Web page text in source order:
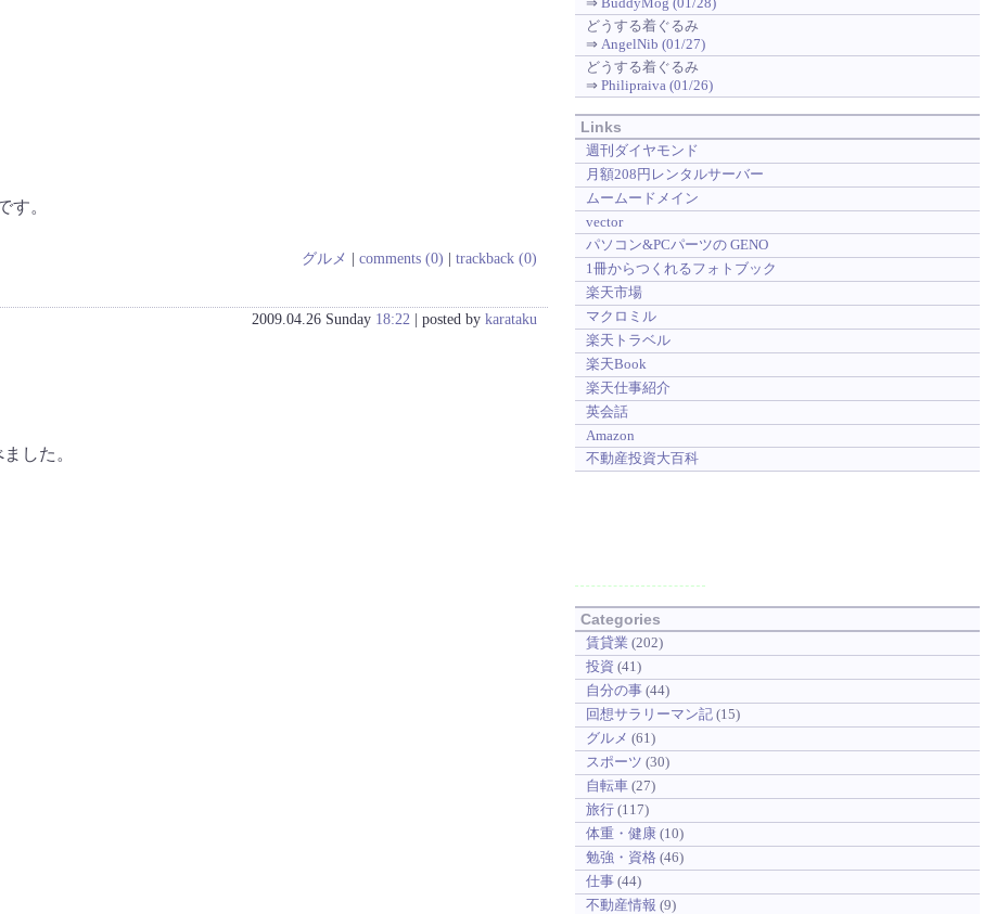
す。
グルメ | comments (0) | trackback (0)
2009.04.26 Sunday 18:22 | posted by karataku
した。
どうする着ぐるみ
⇒ AngelNib (01/27)
どうする着ぐるみ
⇒ Philipraiva (01/26)
Links
週刊ダイヤモンド
月額208円レンタルサーバー
ムームードメイン
vector
パソコン&PCパーツの GENO
1冊からつくれるフォトブック
楽天市場
マクロミル
楽天トラベル
楽天Book
楽天仕事紹介
英会話
Amazon
不動産投資大百科
Categories
賃貸業 (202)
投資 (41)
自分の事(44)
回想サラリーマン記(15)
グルメ (61)
スポーツ (30)
自転車(27)
旅行(117)
体重・健康(10)
勉強・資格(46)
仕事(44)
不動産情報 (9)